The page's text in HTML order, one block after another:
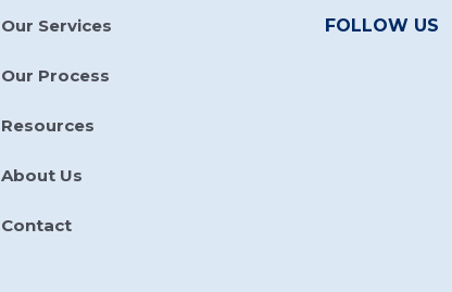
Our Services
Our Process
Resources
About Us
Contact
FOLLOW US